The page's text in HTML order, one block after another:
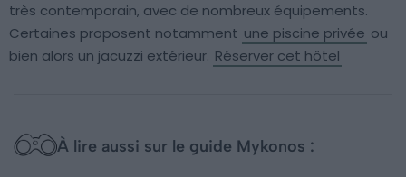
très contemporain, avec de nombreux équipements.
Certaines proposent notamment une piscine privée ou
bien alors un jacuzzi extérieur. Réserver cet hôtel
À lire aussi sur le guide Mykonos :